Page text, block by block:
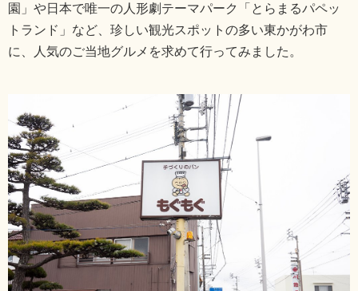
園」や日本で唯一の人形劇テーマパーク「とらまるパペッ
トランド」など、珍しい観光スポットの多い東かがわ市
に、人気のご当地グルメを求めて行ってみました。